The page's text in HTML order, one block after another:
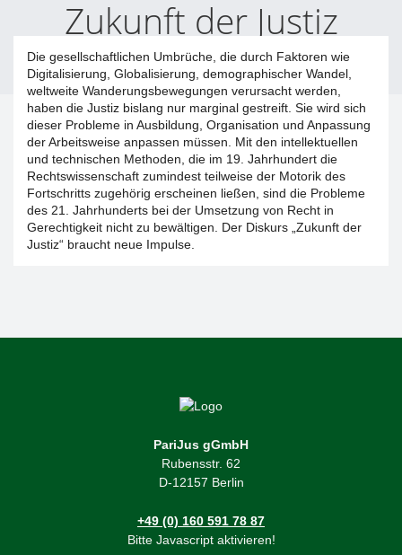
Zukunft der Justiz
Die gesellschaftlichen Umbrüche, die durch Faktoren wie
Digitalisierung, Globalisierung, demographischer Wandel,
weltweite Wanderungsbewegungen verursacht werden,
haben die Justiz bislang nur marginal gestreift. Sie wird sich
dieser Probleme in Ausbildung, Organisation und Anpassung
der Arbeitsweise anpassen müssen. Mit den intellektuellen
und technischen Methoden, die im 19. Jahrhundert die
Rechtswissenschaft zumindest teilweise der Motorik des
Fortschritts zugehörig erscheinen ließen, sind die Probleme
des 21. Jahrhunderts bei der Umsetzung von Recht in
Gerechtigkeit nicht zu bewältigen. Der Diskurs „Zukunft der
Justiz“ braucht neue Impulse.
PariJus gGmbH
Rubensstr. 62
D-12157 Berlin
+49 (0) 160 591 78 87
Bitte Javascript aktivieren!